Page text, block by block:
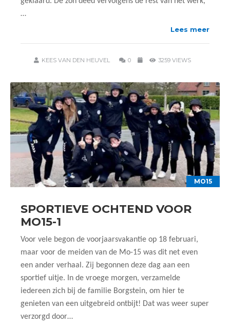
…
Lees meer
KEES VAN DEN HEUVEL 0 3259 VIEWS
MO15
SPORTIEVE OCHTEND VOOR
MO15-1
Voor vele begon de voorjaarsvakantie op 18 februari,
maar voor de meiden van de Mo-15 was dit net even
een ander verhaal. Zij begonnen deze dag aan een
sportief uitje. In de vroege morgen, verzamelde
iedereen zich bij de familie Borgstein, om hier te
genieten van een uitgebreid ontbijt! Dat was weer super
verzorgd door…